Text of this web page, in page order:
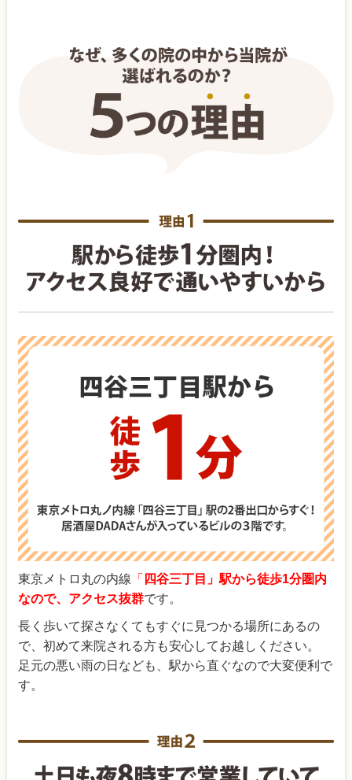
東京メトロ丸の内線 「 四谷三丁目」駅から徒歩1分圏内
なので、アクセス抜群です。
長く歩いて探さなくてもすぐに見つかる場所にあるの
で、初めて来院される方も安心してお越しください。
足元の悪い雨の日なども、駅から直ぐなので大変便利で
す。